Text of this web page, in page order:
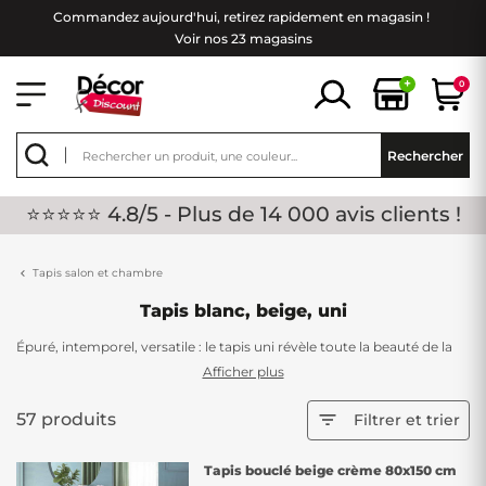
Commandez aujourd'hui, retirez rapidement en magasin !
Voir nos 23 magasins
+ 0
Rechercher
⭐⭐⭐⭐⭐ 4.8/5 - Plus de 14 000 avis clients !
Tapis salon et chambre
Tapis blanc, beige, uni
Épuré, intemporel, versatile : le tapis uni révèle toute la beauté de la
simplicité avec Décor Discount. Sans motifs ni fioritures, ces modèles
sublimer vos intérieurs avec une élégance discrète mais remarquable.
Un tapis uni ne se contente pas d'occuper l'espace : il le structure,
Afficher plus
57 produits  Filtrer et trier
Tapis bouclé beige crème 80x150 cm